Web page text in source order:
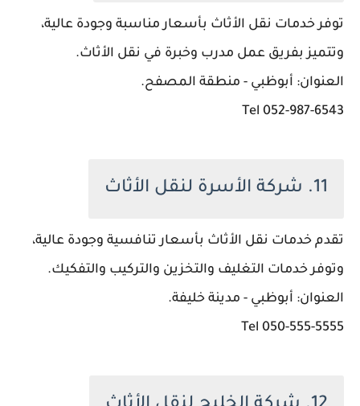
توفر خدمات نقل الأثاث بأسعار مناسبة وجودة عالية،
وتتميز بفريق عمل مدرب وخبرة في نقل الأثاث.
العنوان: أبوظبي - منطقة المصفح.
052-987-6543 Tel
11. شركة الأسرة لنقل الأثاث
تقدم خدمات نقل الأثاث بأسعار تنافسية وجودة عالية،
وتوفر خدمات التغليف والتخزين والتركيب والتفكيك.
العنوان: أبوظبي - مدينة خليفة.
050-555-5555 Tel